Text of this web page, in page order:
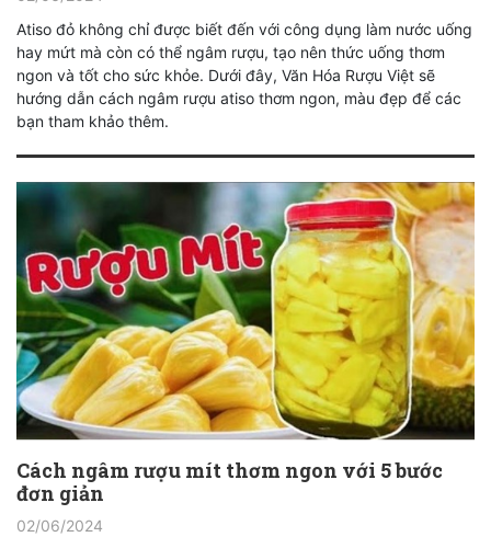
Atiso đỏ không chỉ được biết đến với công dụng làm nước uống
hay mứt mà còn có thể ngâm rượu, tạo nên thức uống thơm
ngon và tốt cho sức khỏe. Dưới đây, Văn Hóa Rượu Việt sẽ
hướng dẫn cách ngâm rượu atiso thơm ngon, màu đẹp để các
bạn tham khảo thêm.
Cách ngâm rượu mít thơm ngon với 5 bước
đơn giản
02/06/2024